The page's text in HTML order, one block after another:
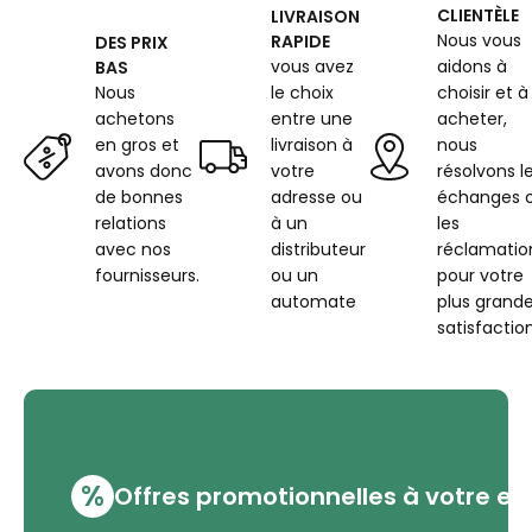
DES PRIX
BAS
Nous
achetons
en gros et
avons donc
de bonnes
relations
avec nos
fournisseurs.
LIVRAISON
RAPIDE
vous avez
le choix
entre une
livraison à
votre
adresse ou
à un
distributeur
ou un
automate
CLIENTÈLE
Nous vous
aidons à
choisir et à
acheter,
nous
résolvons
échanges
les
pour votre
plus
% Offres promotionnelles à votre